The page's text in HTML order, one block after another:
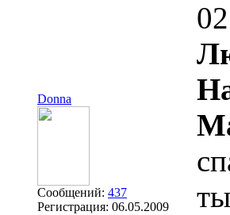
Donna
Сообщений: 437
Регистрация: 06.05.2009